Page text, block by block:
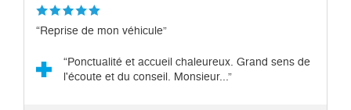
“Reprise de mon véhicule”
“Ponctualité et accueil chaleureux. Grand sens de
l'écoute et du conseil. Monsieur...”